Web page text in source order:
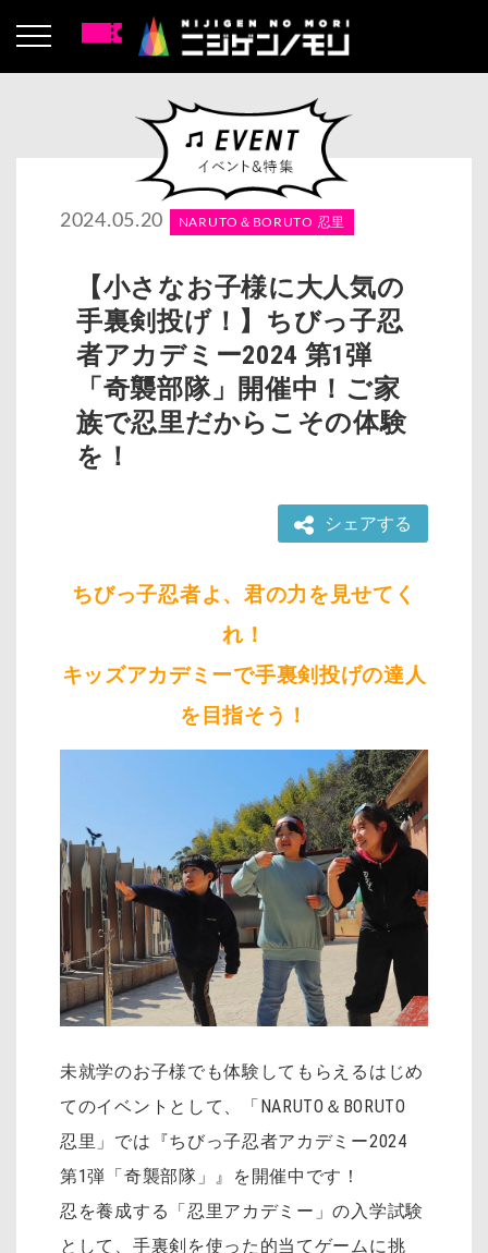
2024.05.20 NARUTO＆BORUTO 忍里
【小さなお子様に大人気の
手裏剣投げ！】ちびっ子忍
者アカデミー2024 第1弾
「奇襲部隊」開催中！ご家
族で忍里だからこその体験
を！
シェアする
ちびっ子忍者よ、君の力を見せてく
れ！
キッズアカデミーで手裏剣投げの達人
を目指そう！
未就学のお子様でも体験してもらえるはじめ
てのイベントとして、「NARUTO＆BORUTO
忍里」では『ちびっ子忍者アカデミー2024
第1弾「奇襲部隊」』を開催中です！
忍を養成する「忍里アカデミー」の入学試験
として、手裏剣を使った的当てゲームに挑